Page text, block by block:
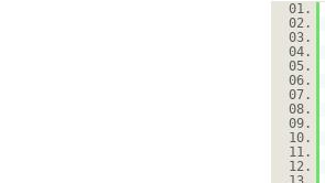
01.
02.
03.
04.
05.
06.
07.
08.
09.
10.
11.
12.